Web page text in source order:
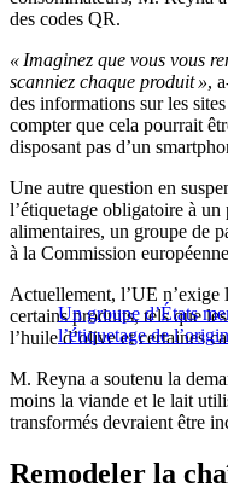
des codes QR.
« Imaginez que vous vous
scanniez chaque produit »,
des informations sur les
compter que cela pourrait
disposant pas d’un
Une autre question en
l’étiquetage obligatoire à
alimentaires, un groupe de
à la Commission
Un groupe d’États
l’étiquetage de
Actuellement, l’UE n’exige
certains produits, tels que
l’huile d’olive et certaines
M. Reyna a soutenu la
moins la viande et le lait
transformés devraient être
Remodeler la